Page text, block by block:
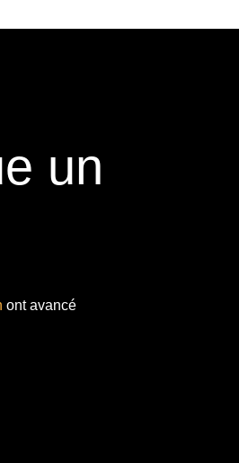
un
ont avancé